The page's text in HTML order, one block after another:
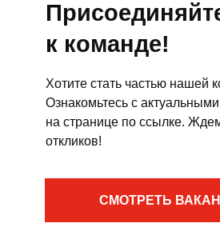
к команде!
СМОТРЕТЬ
Хотите стать частью нашей
Ознакомьтесь с
на странице по ссылке.
откликов!